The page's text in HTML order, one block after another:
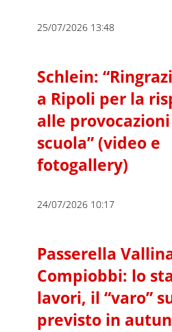
25/07/2026 13:48
Schlein:
a Ripoli per la
alle
scuola” (video e
fotogallery)
24/07/2026 10:17
Passerella
Compiobbi: lo
lavori, il “varo”
previsto in